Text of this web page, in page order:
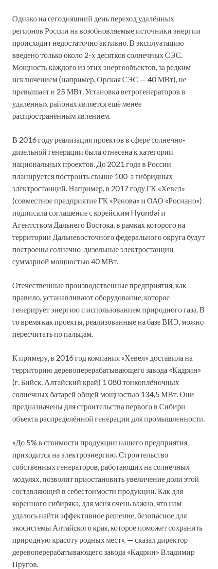
Однако на сегодняшний день переход удалённых
регионов России на возобновляемые источники энергии
происходит недостаточно активно. В эксплуатацию
введено только около 2-х десятков солнечных СЭС.
Мощность каждого из этих энергообъектов, за редким
исключением (например, Орская СЭС — 40 МВт), не
превышает и 25 МВт. Установка ветрогенераторов в
удалённых районах является ещё менее
распространённым явлением.
В 2016 году реализация проектов в сфере солнечно-
дизельной генерации была отнесена к категории
национальных проектов. До 2021 года в России
планируется построить свыше 100-а гибридных
электростанций. Например, в 2017 году ГК «Хевел»
(совместное предприятие ГК «Ренова» и ОАО «Роснано»)
подписала соглашение с корейским Hyundai и
Агентством Дальнего Востока, в рамках которого на
территории Дальневосточного федерального округа будут
построены солнечно-дизельные электростанции
суммарной мощностью 40 МВт.
Отечественные производственные предприятия, как
правило, устанавливают оборудование, которое
генерирует энергию с использованием природного газа. В
то время как проекты, реализованные на базе ВИЭ, можно
пересчитать по пальцам.
К примеру, в 2016 год компания «Хевел» доставила на
территорию деревоперерабатывающего завода «Кадрин»
(г. Бийск, Алтайский край) 1 080 тонкоплёночных
солнечных батарей общей мощностью 134,5 МВт. Они
предназначены для строительства первого в Сибири
объекта распределённой генерации для промышленности.
«До 5% в стоимости продукции нашего предприятия
приходится на электроэнергию. Строительство
собственных генераторов, работающих на солнечных
модулях, позволит приостановить увеличение доли этой
составляющей в себестоимости продукции. Как для
коренного сибиряка, для меня очень важно, что нам
удалось найти эффективное решение, безопасное для
экосистемы Алтайского края, которое поможет сохранить
природную красоту родных мест», — сказал директор
деревоперерабатывающего завода «Кадрин» Владимир
Пругов.